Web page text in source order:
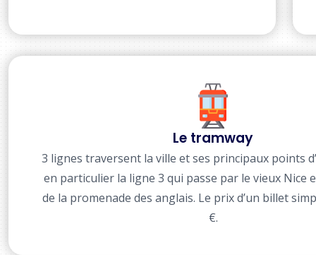
Le tramway
3 lignes traversent la ville et ses principaux points
en particulier la ligne 3 qui passe par le vieux Nice
de la promenade des anglais. Le prix d’un billet
€.